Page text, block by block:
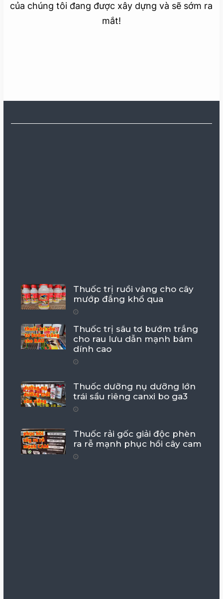
của chúng tôi đang được xây dựng và sẽ sớm ra
mắt!
Thuốc trị ruồi vàng cho cây
mướp đắng khổ qua
Thuốc trị sâu tơ bướm trắng
cho rau lưu dẫn mạnh bám
dính cao
Thuốc dưỡng nụ dưỡng lớn
trái sầu riêng canxi bo ga3
Thuốc rải gốc giải độc phèn
ra rễ mạnh phục hồi cây cam